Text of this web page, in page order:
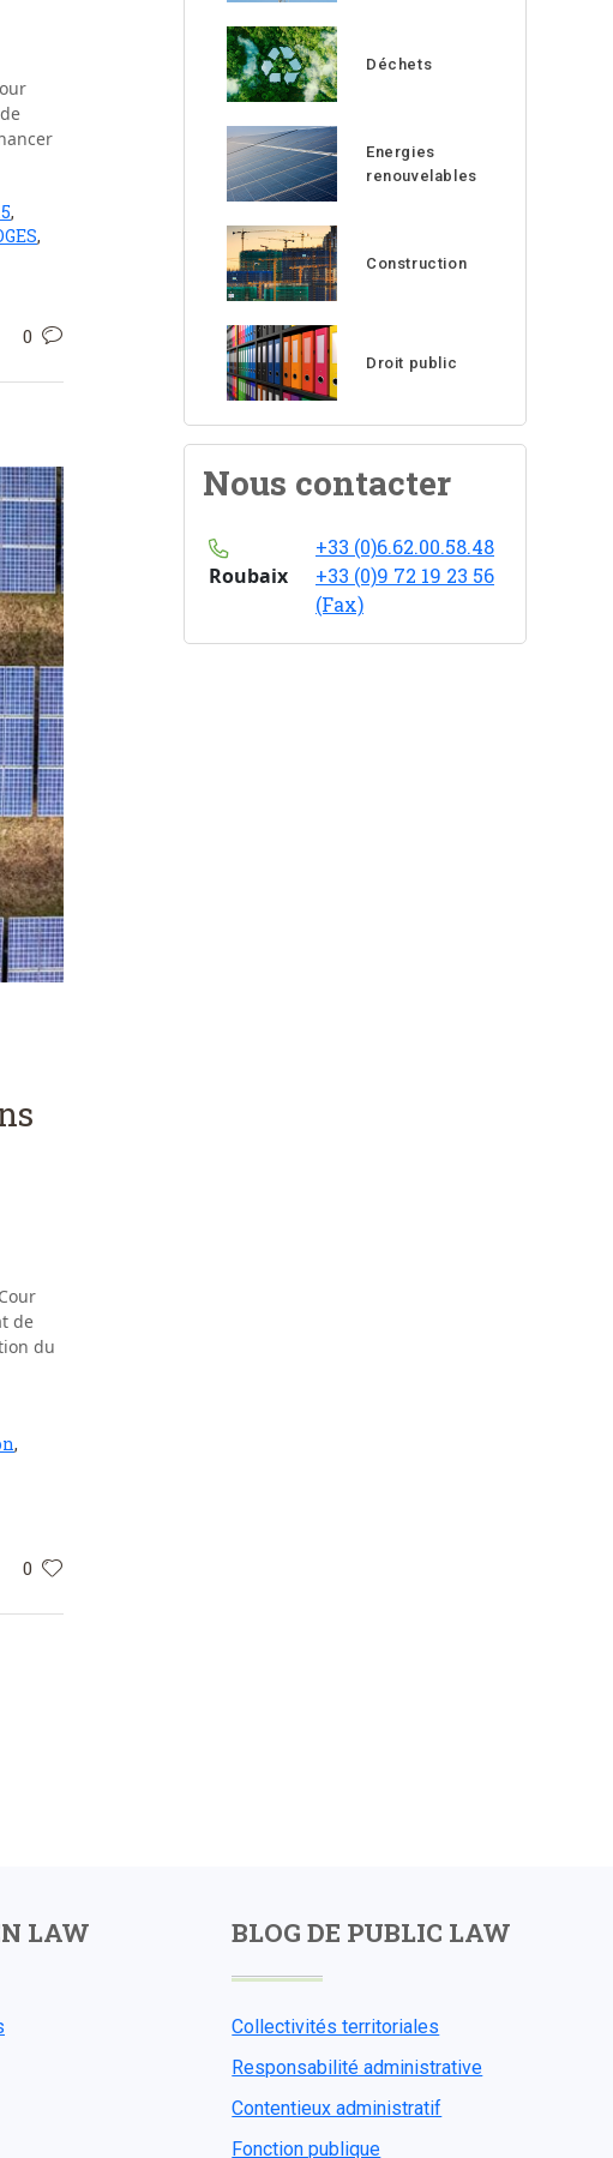
,
,
0
de
du
,
0
Déchets
Energies
renouvelables
Construction
Droit public
Nous contacter
Roubaix
+33 (0)6.62.00.58.48
+33 (0)9 72 19 23 56
(Fax)
LAW BLOG DE PUBLIC LAW
Collectivités territoriales
Responsabilité administrative
Contentieux administratif
Fonction publique